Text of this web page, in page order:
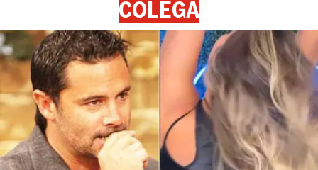
View this post on Instagram
COLEGA